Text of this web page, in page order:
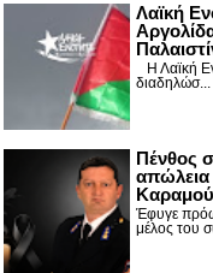
Λαϊκή
Η Λαϊκή
διαδηλώσ...
Πένθος
Έφυγε
μέλος του